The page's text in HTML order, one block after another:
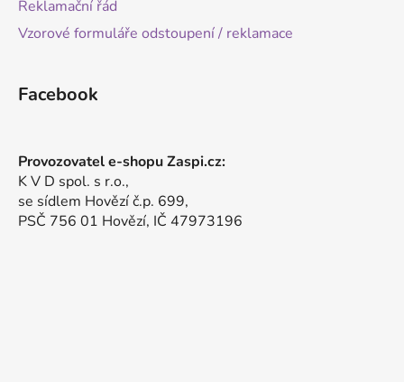
Reklamační řád
Vzorové formuláře odstoupení / reklamace
Facebook
Provozovatel e-shopu Zaspi.cz:
K V D spol. s r.o.,
se sídlem Hovězí č.p. 699,
PSČ 756 01 Hovězí, IČ 47973196